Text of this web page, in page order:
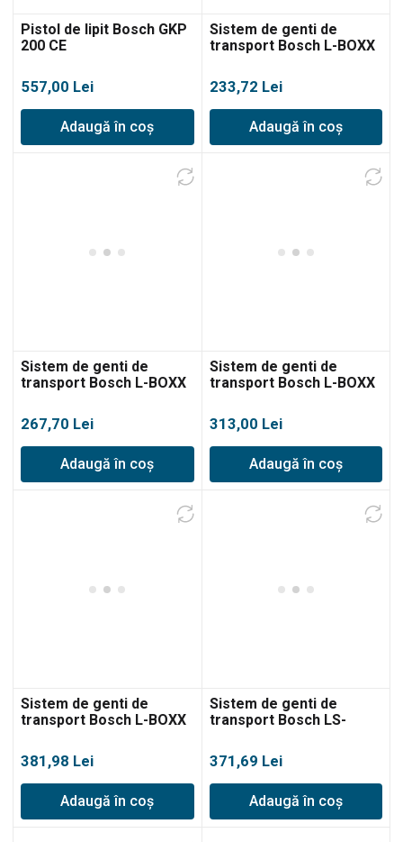
Pistol de lipit Bosch GKP
200 CE
557,00 Lei
Adaugă în coș
Sistem de genti de
transport Bosch L-BOXX
233,72 Lei
Adaugă în coș
Sistem de genti de
transport Bosch L-BOXX
267,70 Lei
Adaugă în coș
Sistem de genti de
transport Bosch L-BOXX
313,00 Lei
Adaugă în coș
Sistem de genti de
transport Bosch L-BOXX
381,98 Lei
Adaugă în coș
Sistem de genti de
transport Bosch LS-
371,69 Lei
Adaugă în coș